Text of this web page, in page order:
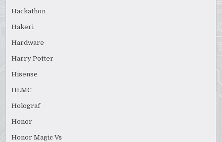
Hackathon
Hakeri
Hardware
Harry Potter
Hisense
HLMC
Holograf
Honor
Honor Magic Vs